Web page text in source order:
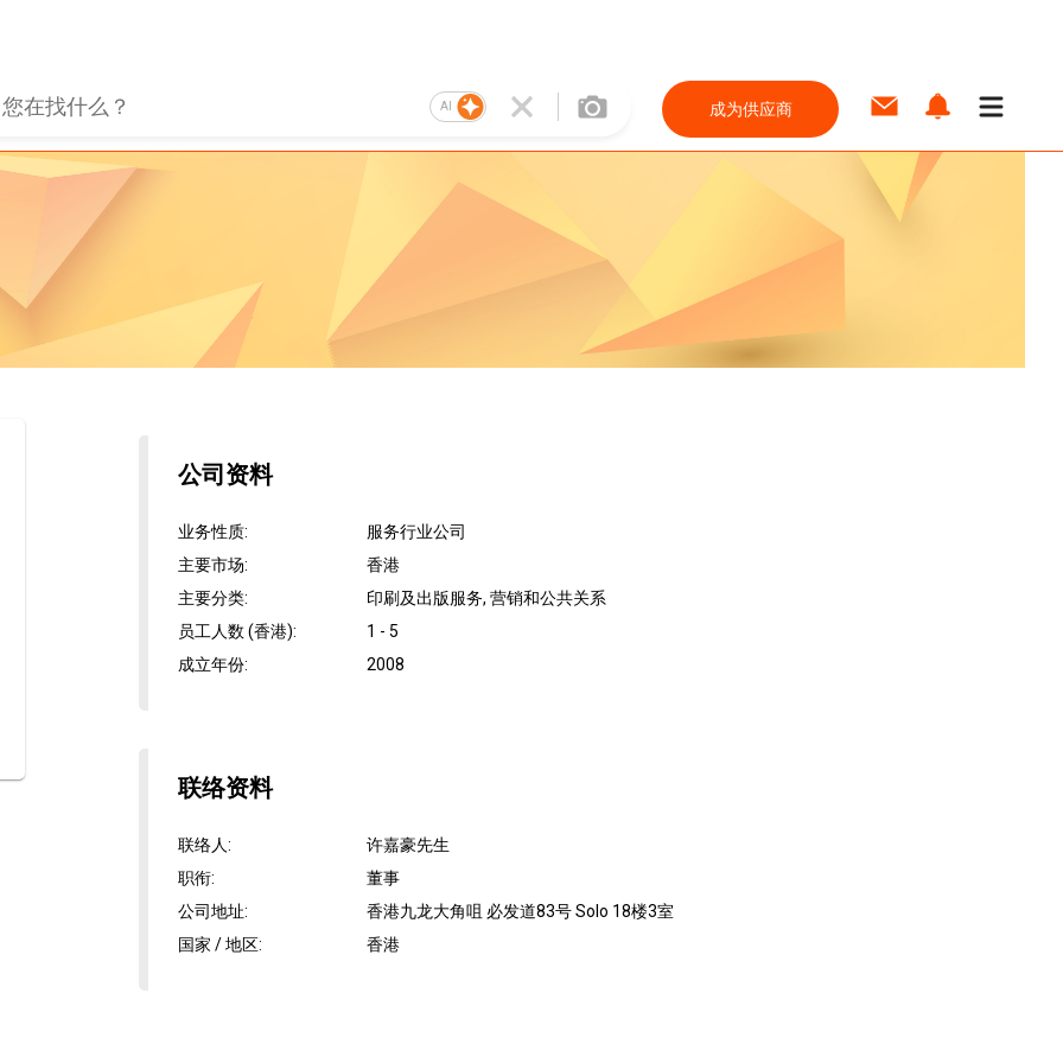
AI 成为供应商
公司资料
业务性质:
服务行业公司
主要市场:
香港
主要分类:
印刷及出版服务, 营销和公共关系
员工人数 (香港):
1 - 5
成立年份: 2008
联络资料
联络人:
许嘉豪先生
职衔:
董事
公司地址:
香港九龙大角咀 必发道83号 Solo 18楼3室
国家 / 地区: 香港